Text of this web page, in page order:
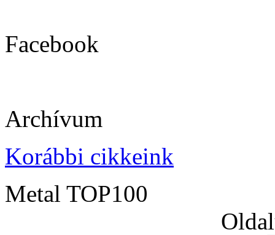
Facebook
Archívum
Korábbi cikkeink
Metal TOP100